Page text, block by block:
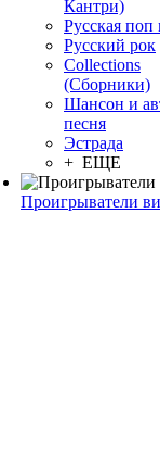
Кантри)
Русская поп
Русский рок
Сollections
(Сборники)
Шансон и
песня
Эстрада
+ ЕЩЕ
Проигрыватели